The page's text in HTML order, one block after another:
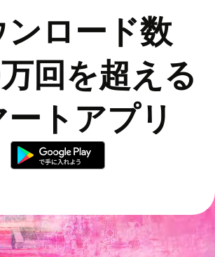
ンロード数
回を超える
ートアプリ